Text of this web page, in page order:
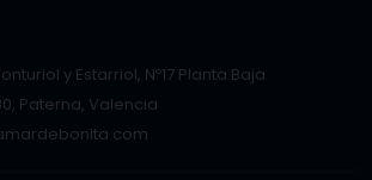
y Estarriol, Nº17 Planta Baja
Paterna, Valencia